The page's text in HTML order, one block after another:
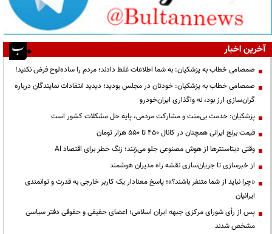
آخرین اخبار
صمصامی خطاب به پزشکیان: به شما اطلاعات غلط دادند؛ مردم را ساده‌لوح فرض نکنید!
صمصامی خطاب به پزشکیان: خودتان در مجلس بودید؛ دیدید انتقادات نمایندگان درباره
گران‌سازی ارز بود، نه واگذاری ایران‌خودرو
پزشکیان: خدمت بی‌منت و مشارکت مردمی، پایه حل مشکلات کشور است
قیمت‌ برنج ایرانی همچنان در کانال ۴۵۰ تا ۵۵۰ هزار تومان
وقتی دیتاسنترها از هوش مصنوعی جلو می‌زنند؛ زنگ خطر برای اقتصاد AI
از خبرسازی تا جریان‌سازی نقشه راه مدیران هوشمند
«چرا نباید از شما متنفر باشند؟»؛ پاسخ معنادار یک کاربر خارجی به قدرت و توانمندی
ایرانیان
پس از رأی شورای مرکزی جبهه ایران اسلامی؛ اعضای حقیقی و حقوقی دفتر سیاسی
مشخص شدند